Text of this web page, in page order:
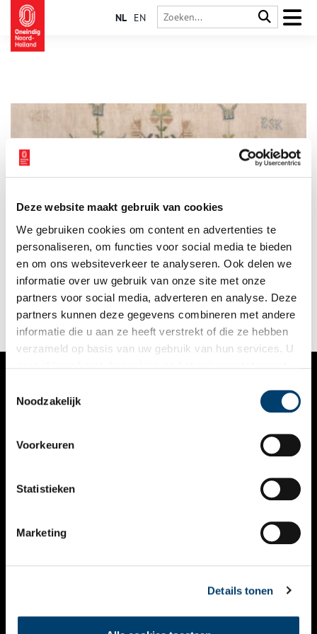
Deze website maakt gebruik van cookies
We gebruiken cookies om content en advertenties te
personaliseren, om functies voor social media te bieden
en om ons websiteverkeer te analyseren. Ook delen we
informatie over uw gebruik van onze site met onze
partners voor social media, adverteren en analyse. Deze
partners kunnen deze gegevens combineren met andere
informatie die u aan ze heeft verstrekt of die ze hebben
verzameld op basis van uw gebruik van hun services. U
Noodzakelijk
Voorkeuren
Statistieken
Marketing
Details tonen
NL EN
Een merklap is een linnen oefenlap waarop het alfabet, cijfers
en motieven zijn geborduurd. De merklap van Johanna Sikking
(1799) behoort tot de oudste, bewaard gebleven gedateerde
merklappen van het Burgerweeshuis in Amsterdam.
VERHALEN
KALENDER
THEMA’S
VIDEO’S
CONTACT